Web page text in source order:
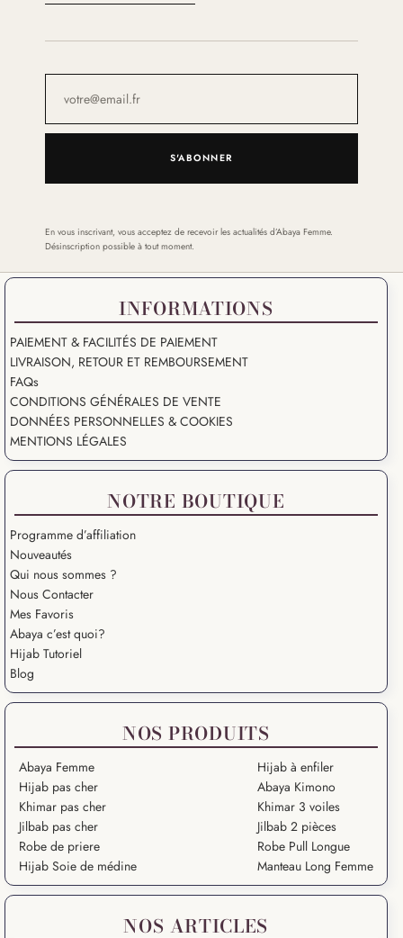
S'ABONNER
En vous inscrivant, vous acceptez de recevoir les actualités d’Abaya Femme.
Désinscription possible à tout moment.
INFORMATIONS
PAIEMENT & FACILITÉS DE PAIEMENT
LIVRAISON, RETOUR ET REMBOURSEMENT
FAQs
CONDITIONS GÉNÉRALES DE VENTE
DONNÉES PERSONNELLES & COOKIES
MENTIONS LÉGALES
NOTRE BOUTIQUE
Programme d’affiliation
Nouveautés
Qui nous sommes ?
Nous Contacter
Mes Favoris
Abaya c’est quoi?
Hijab Tutoriel
Blog
NOS PRODUITS
Abaya Femme
Hijab pas cher
Khimar pas cher
Jilbab pas cher
Robe de priere
Hijab Soie de médine
Hijab à enfiler
Abaya Kimono
Khimar 3 voiles
Jilbab 2 pièces
Robe Pull Longue
Manteau Long Femme
NOS ARTICLES